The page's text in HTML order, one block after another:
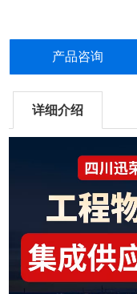
产品咨询
详细介绍